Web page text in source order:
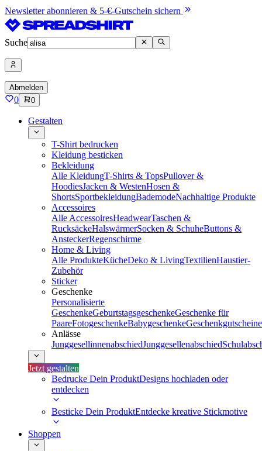
Newsletter abonnieren & 5-€-Gutschein sichern
Suche
Abmelden
0 0
Gestalten
T-Shirt bedrucken
Kleidung besticken
Bekleidung
Alle KleidungT-Shirts & TopsPullover &
HoodiesJacken & WestenHosen &
ShortsSportbekleidungBademodeNachhaltige Produkte
Accessoires
Alle AccessoiresHeadwearTaschen &
RucksäckeHalswärmerSocken & SchuheButtons &
AnsteckerRegenschirme
Home & Living
Alle ProdukteKücheDeko & LivingTextilienHaustier-
Zubehör
Sticker
Geschenke
Personalisierte
GeschenkeGeburtstagsgeschenkeGeschenke für
PaareFotogeschenkeBabygeschenkeGeschenkgutscheine
Anlässe
JunggesellinnenabschiedJunggesellenabschied
Jetzt gestalten
Bedrucke Dein ProduktDesigns hochladen oder
entdecken
Besticke Dein ProduktEntdecke kreative Stickmotive
Shoppen